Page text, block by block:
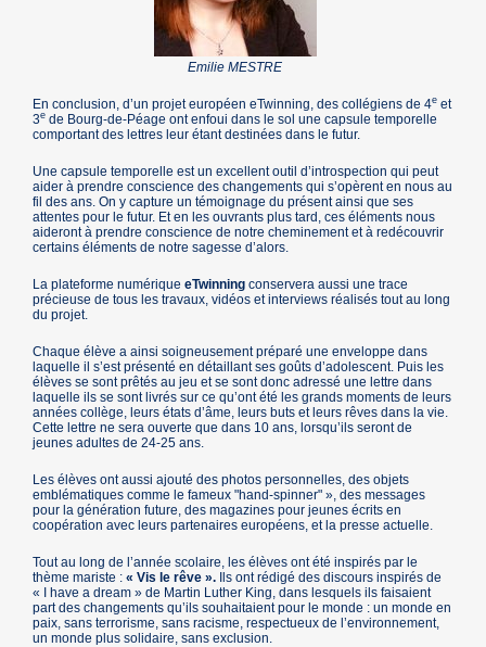
Emilie MESTRE
En conclusion, d’un projet européen eTwinning, des collégiens de 4e et
3e de Bourg-de-Péage ont enfoui dans le sol une capsule temporelle
comportant des lettres leur étant destinées dans le futur.
Une capsule temporelle est un excellent outil d’introspection qui peut
aider à prendre conscience des changements qui s’opèrent en nous au
fil des ans. On y capture un témoignage du présent ainsi que ses
attentes pour le futur. Et en les ouvrants plus tard, ces éléments nous
aideront à prendre conscience de notre cheminement et à redécouvrir
certains éléments de notre sagesse d’alors.
La plateforme numériqueeTwinningconservera aussi une trace
précieuse de tous les travaux, vidéos et interviews réalisés tout au long
du projet.
Chaque élève a ainsi soigneusement préparé une enveloppe dans
laquelle il s’est présenté en détaillant ses goûts d’adolescent. Puis les
élèves se sont prêtés au jeu et se sont donc adressé une lettre dans
laquelle ils se sont livrés sur ce qu’ont été les grands moments de leurs
années collège, leurs états d’âme, leurs buts et leurs rêves dans la vie.
Cette lettre ne sera ouverte que dans 10 ans, lorsqu’ils seront de
jeunes adultes de 24-25 ans.
Les élèves ont aussi ajouté des photos personnelles, des objets
emblématiques comme le fameux "hand-spinner" », des messages
pour la génération future, des magazines pour jeunes écrits en
coopération avec leurs partenaires européens, et la presse actuelle.
Tout au long de l’année scolaire, les élèves ont été inspirés par le
thème mariste :« Vis le rêve ». Ils ont rédigé des discours inspirés de
« I have a dream » de Martin Luther King, dans lesquels ils faisaient
part des changements qu’ils souhaitaient pour le monde : un monde en
paix, sans terrorisme, sans racisme, respectueux de l’environnement,
un monde plus solidaire, sans exclusion.